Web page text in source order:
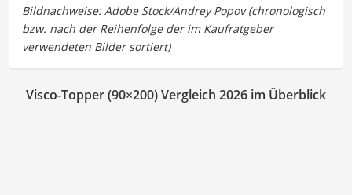
Visco-Topper (90×200) Vergleich 2026 im Überblick